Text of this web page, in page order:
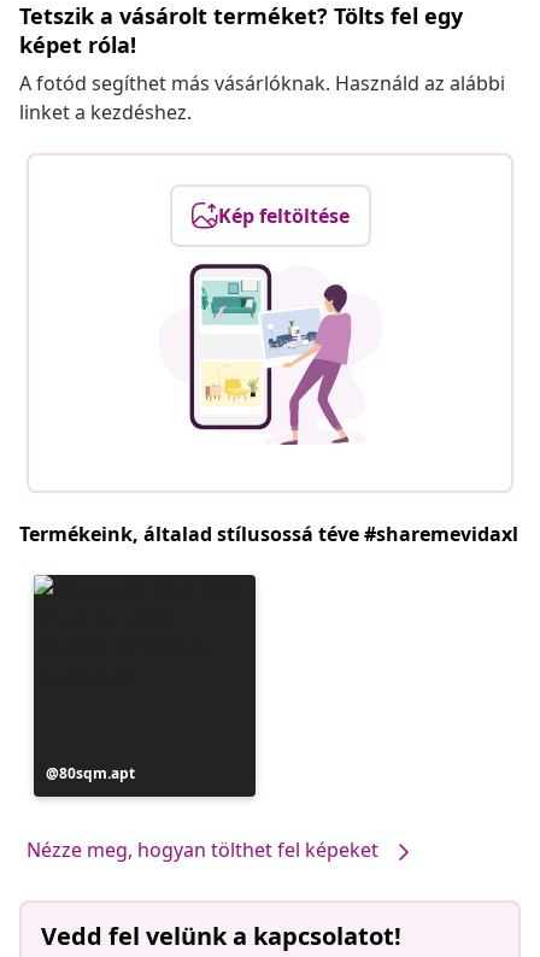
Tetszik a vásárolt terméket? Tölts fel egy
képet róla!
A fotód segíthet más vásárlóknak. Használd az alábbi
linket a kezdéshez.
Kép feltöltése
Termékeink, általad stílusossá téve #sharemevidaxl
Bejegyzés
közzétevője
80sqm.apt
Nézze meg, hogyan tölthet fel képeket
Vedd fel velünk a kapcsolatot!